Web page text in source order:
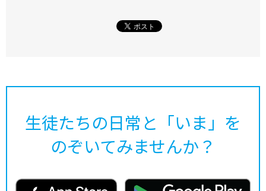
生徒たちの日常と「いま」を
のぞいてみませんか？